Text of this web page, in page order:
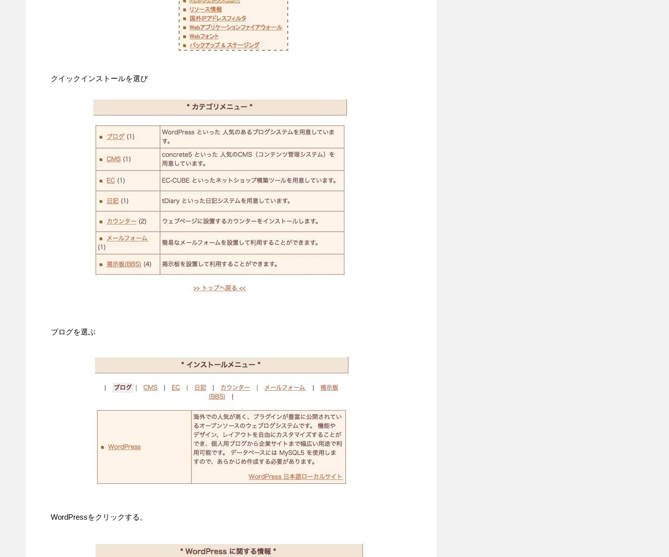
クイックインストールを選び
ブログを選ぶ
WordPressをクリックする。